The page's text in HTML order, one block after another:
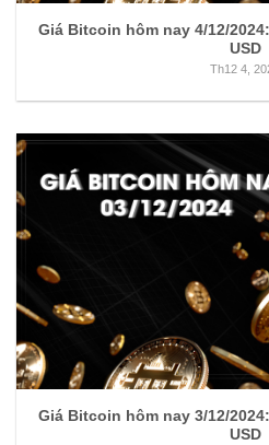
Giá Bitcoin hôm nay 4/12/
USD
Th12 4,
Giá Bitcoin hôm nay 3/12/
USD